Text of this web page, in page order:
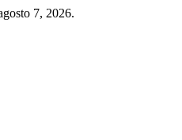
7, 2026.